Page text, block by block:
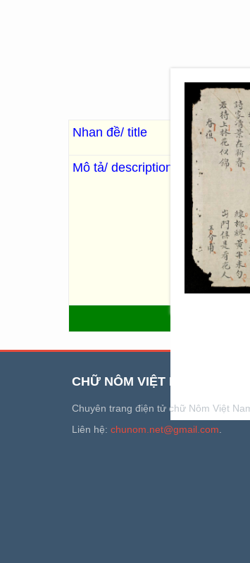
Nhan đề/ title Thiên gia
Mô tả/ description . Chung Bá
“Chép thơ
Xuân nhật
(Tô Thức),
Phủ), Đề để
旦] (Vương
Phủ), Hải
[南征] của
nét.”
CHỮ NÔM VIỆT NAM
Chuyên trang điện tử chữ Nôm Việt
Liên hệ: chunom.net@gmail.com